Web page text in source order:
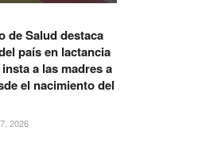
de Salud destaca
país en lactancia
a las madres a
el nacimiento del
2026